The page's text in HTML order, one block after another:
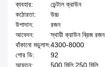
ব্যবহার:
ডেন্টাল ক্রাউন
কঠোরতা:
উচ্চ
উপাদান:
রজন
আবেদন:
স্থায়ী ক্রাউন ব্রিজ রজন
বাঁকানো মডুলাস:4300-8000
শোর ডি:
92
আয়তন:
500 মিলি 250 মিলি